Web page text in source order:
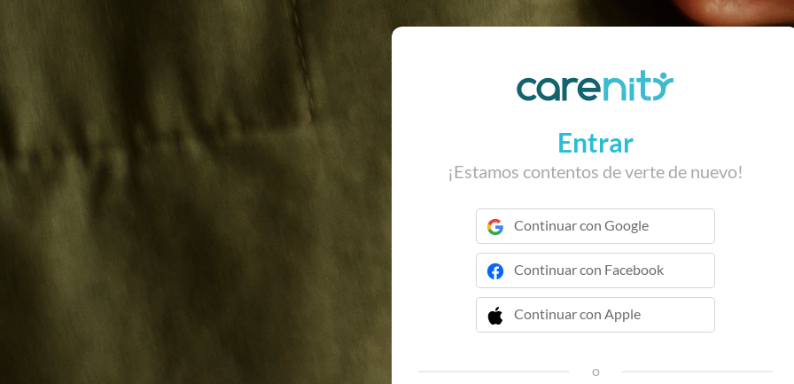
Entrar
¡Estamos contentos de verte de nuevo!
Continuar con Google
Continuar con Facebook
Continuar con Apple
 Continuar con Apple
o